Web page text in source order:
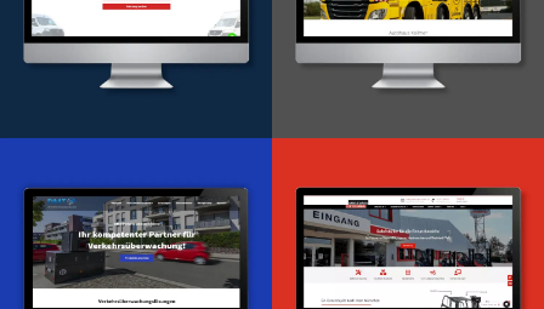
WordPress Entwicklung